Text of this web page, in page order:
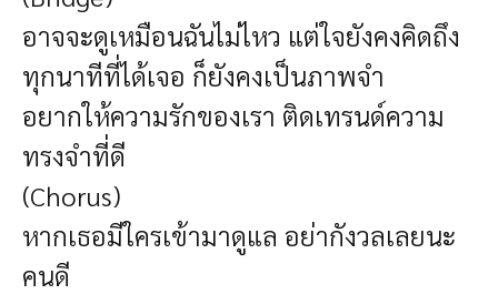
อาจจะดูเหมือนฉันไม่ไหว แต่ใจยังคงคิดถึง
ทุกนาทีที่ได้เจอ ก็ยังคงเป็นภาพจำ
อยากให้ความรักของเรา ติดเทรนด์ความ
ทรงจำที่ดี
(Chorus)
หากเธอมีใครเข้ามาดูแล อย่ากังวลเลยนะ
คนดี